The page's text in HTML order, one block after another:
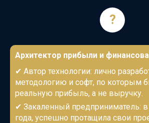
?
Архитектор прибыли и
✔ Автор технологии: лично
методологию и софт, по которым
реальную прибыль, а не выручку.
✔ Закаленный предприниматель: в
года, успешно протащила свои